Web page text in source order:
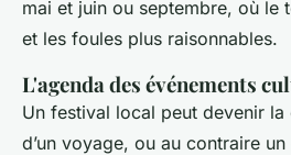
mai et juin ou septembre, où le
et les foules plus raisonnables.
L'agenda des événements
Un festival local peut devenir la
d’un voyage, ou au contraire